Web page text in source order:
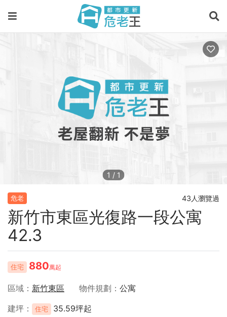
1 / 1
危老 43人瀏覽過
新竹市東區光復路一段公寓
42.3
住宅 880萬起
區域 新竹東區 物件規劃
公寓
建坪
住宅 35.59坪起